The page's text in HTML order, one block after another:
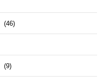
(46)
(9)